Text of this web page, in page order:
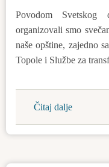
Povodom Svetskog
organizovali smo
naše opštine, zajedno
Topole i Službe za
Čitaj dalje
Svečani
prijem